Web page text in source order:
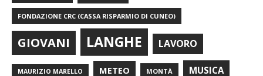
FONDAZIONE CRC (CASSA RISPARMIO DI CUNEO)
GIOVANI LANGHE LAVORO
MAURIZIO MARELLO METEO MONTÀ MUSICA